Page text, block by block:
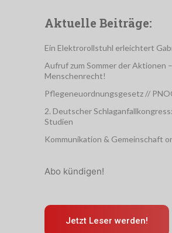
Aktuelle Beiträge:
Ein Elektrorollstuhl erleichtert
Aufruf zum Sommer der Aktionen
Menschenrecht!
Pflegeneuordnungsgesetz //
2. Deutscher
Studien
Kommunikation & Gemeinschaft
Abo kündigen!
Jetzt Leser werden!